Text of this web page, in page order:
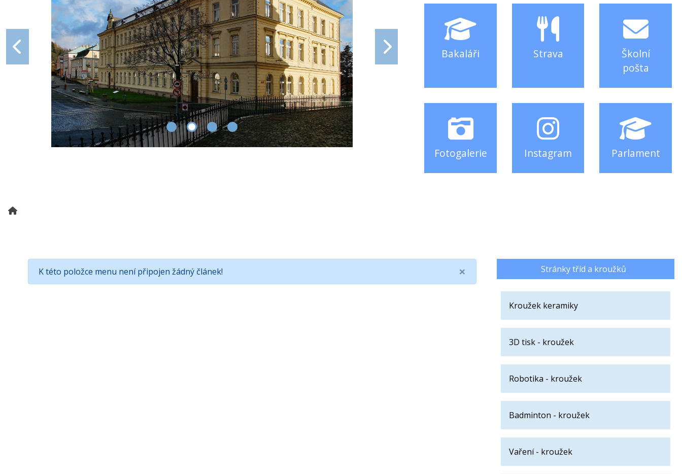
Bakaláři Strava
Školní
pošta
Fotogalerie Instagram Parlament
×
K této položce menu není připojen žádný článek! Stránky tříd a kroužků
Kroužek keramiky
3D tisk - kroužek
Robotika - kroužek
Badminton - kroužek
Vaření - kroužek